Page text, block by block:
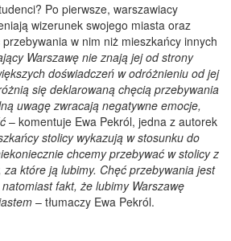
Po pierwsze, warszawiacy
wizerunek swojego miasta oraz
w nim niż mieszkańcy innych
Warszawę nie znają jej od strony
doświadczeń w odróżnieniu od jej
się deklarowaną chęcią przebywania
uwagę zwracają negatywne emocje,
– komentuje Ewa Pekról, jedna z autorek
stolicy wykazują w stosunku do
chcemy przebywać w stolicy z
które ją lubimy. Chęć przebywania jest
fakt, że lubimy Warszawę
– tłumaczy Ewa Pekról.